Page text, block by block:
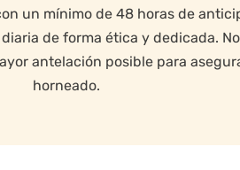
un mínimo de 48 horas de
de forma ética y dedicada.
antelación posible para
horneado.